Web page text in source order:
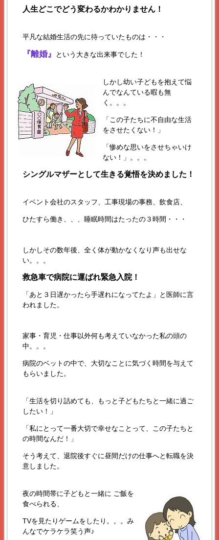
人生どこでどう変わるかわかりません！
平凡な結婚生活の先に待っていたものは・・・
『離婚』 という大きな出来事でした！
しかし幼い子どもを抱えて悩
んでなんている暇も無
く。。。
「この子たちに不自由な生活
をさせたくない！」
「惨めな思いをさせちゃいけ
ない！」。。。
シングルマザーとして生きる覚悟を決めました！
イベント会社のスタッフ、工事現場の事務、飲食店、
ひたすら働き、、、睡眠時間はたったの３時間・・・
しかしその数年後、全く体が動かなくなり声も出せな
い。。。
救急車で病院に運ばれ緊急入院！
「あと３日遅かったら手遅れになってたよ」と医師に言
われました。
家事・育児・仕事以外何も考えていなかった私の頭の
中。。。
病院のベットの中で、大切なことに気づく時間を与えて
もらいました。
「生活を切り詰めても、もっと子どもたちと一緒に過ご
したい！」
「私にとって一番大切で幸せなことって、この子たちと
の時間なんだ！」
そう考えて、退院後すぐに昼間だけの仕事へと転職を決
意しました。
夜の時間帯に子どもと一緒に ご飯を
食べられる、
TVを見たりゲームをしたり。。。み
んなでケラケラ笑う声♪